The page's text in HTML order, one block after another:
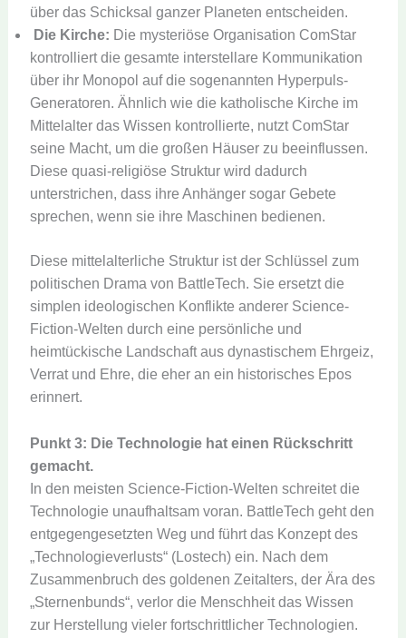
über das Schicksal ganzer Planeten entscheiden.
Die Kirche: Die mysteriöse Organisation ComStar
kontrolliert die gesamte interstellare Kommunikation
über ihr Monopol auf die sogenannten Hyperpuls-
Generatoren. Ähnlich wie die katholische Kirche im
Mittelalter das Wissen kontrollierte, nutzt ComStar
seine Macht, um die großen Häuser zu beeinflussen.
Diese quasi-religiöse Struktur wird dadurch
unterstrichen, dass ihre Anhänger sogar Gebete
sprechen, wenn sie ihre Maschinen bedienen.
Diese mittelalterliche Struktur ist der Schlüssel zum
politischen Drama von BattleTech. Sie ersetzt die
simplen ideologischen Konflikte anderer Science-
Fiction-Welten durch eine persönliche und
heimtückische Landschaft aus dynastischem Ehrgeiz,
Verrat und Ehre, die eher an ein historisches Epos
erinnert.
Punkt 3: Die Technologie hat einen Rückschritt
gemacht.
In den meisten Science-Fiction-Welten schreitet die
Technologie unaufhaltsam voran. BattleTech geht den
entgegengesetzten Weg und führt das Konzept des
„Technologieverlusts“ (Lostech) ein. Nach dem
Zusammenbruch des goldenen Zeitalters, der Ära des
„Sternenbunds“, verlor die Menschheit das Wissen
zur Herstellung vieler fortschrittlicher Technologien.